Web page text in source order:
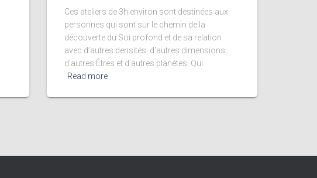
Ces ateliers de 3h environ sont destinées aux
personnes qui sont sur le chemin de la
découverte du Soi profond et de sa relation
avec d’autres densités, d’autres dimensions,
d’autres Êtres et d’autres planètes. Qui
Read more